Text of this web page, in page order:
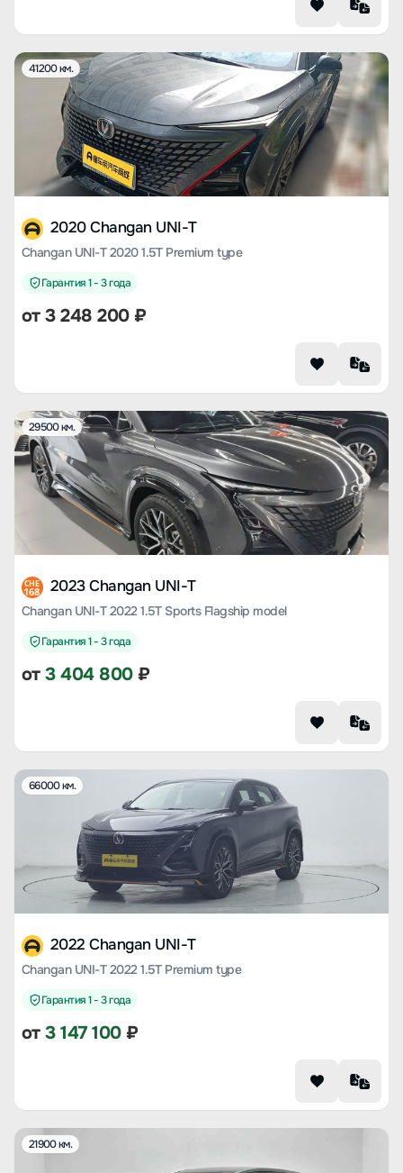
41200 км.
2020 Changan UNI-T
Changan UNI-T 2020 1.5T Premium type
Гарантия 1 - 3 года
от3 248 200₽
29500 км.
CHE
168 2023 Changan UNI-T
Changan UNI-T 2022 1.5T Sports Flagship model
Гарантия 1 - 3 года
от3 404 800₽
66000 км.
2022 Changan UNI-T
Changan UNI-T 2022 1.5T Premium type
Гарантия 1 - 3 года
от3 147 100₽
21900 км.